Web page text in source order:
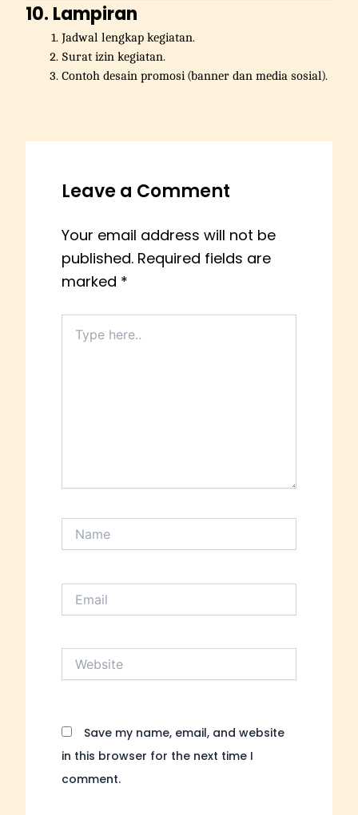
10. Lampiran
Jadwal lengkap kegiatan.
Surat izin kegiatan.
Contoh desain promosi (banner dan media sosial).
Leave a Comment
Your email address will not be
published. Required fields are
marked *
here..
Name
Website
Save my name, email, and website
in this browser for the next time I
comment.